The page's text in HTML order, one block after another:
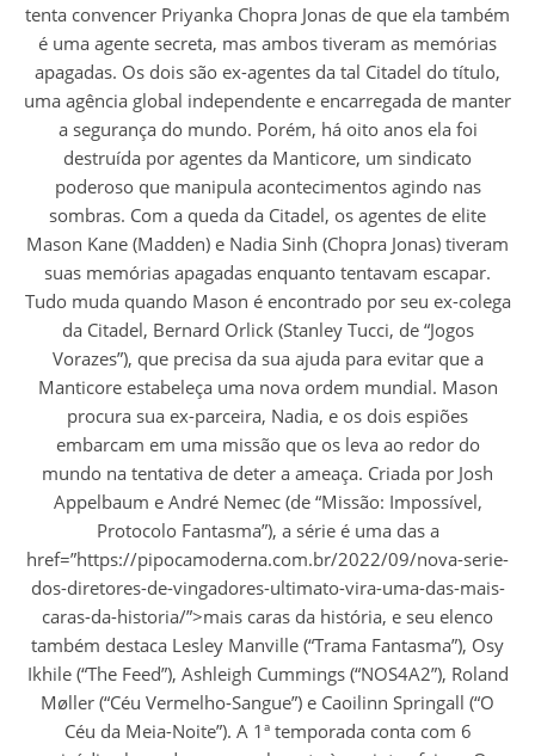
tenta convencer Priyanka Chopra Jonas de que ela também
é uma agente secreta, mas ambos tiveram as memórias
apagadas. Os dois são ex-agentes da tal Citadel do título,
uma agência global independente e encarregada de manter
a segurança do mundo. Porém, há oito anos ela foi
destruída por agentes da Manticore, um sindicato
poderoso que manipula acontecimentos agindo nas
sombras. Com a queda da Citadel, os agentes de elite
Mason Kane (Madden) e Nadia Sinh (Chopra Jonas) tiveram
suas memórias apagadas enquanto tentavam escapar.
Tudo muda quando Mason é encontrado por seu ex-colega
da Citadel, Bernard Orlick (Stanley Tucci, de “Jogos
Vorazes”), que precisa da sua ajuda para evitar que a
Manticore estabeleça uma nova ordem mundial. Mason
procura sua ex-parceira, Nadia, e os dois espiões
embarcam em uma missão que os leva ao redor do
mundo na tentativa de deter a ameaça. Criada por Josh
Appelbaum e André Nemec (de “Missão: Impossível,
Protocolo Fantasma”), a série é uma das a
href=”https://pipocamoderna.com.br/2022/09/nova-serie-
dos-diretores-de-vingadores-ultimato-vira-uma-das-mais-
caras-da-historia/”>mais caras da história, e seu elenco
também destaca Lesley Manville (“Trama Fantasma”), Osy
Ikhile (“The Feed”), Ashleigh Cummings (“NOS4A2”), Roland
Møller (“Céu Vermelho-Sangue”) e Caoilinn Springall (“O
Céu da Meia-Noite”). A 1ª temporada conta com 6